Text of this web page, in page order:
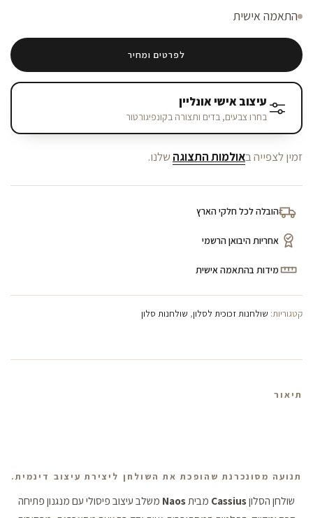
התאמה אישית
לפרטים ומחיר
עיצוב אישי אונליין
בחרו צבעים, בדים ותצורה בקונפיגורטור
זמין לצפייה באולמות התצוגה שלנו.
הובלה לכל חלקי הארץ
אחריות היבואן הרשמי
מידות בהתאמה אישית
קטגוריות: שולחנות זכוכית לסלון, שולחנות סלון
תיאור
תנועה מסונכרנת שהופכת את השולחן ליצירת עיצוב דינמית.
שולחן הסלוןCassius מביתNaos משלב עיצוב פיסולי עם מנגנון פתיחה